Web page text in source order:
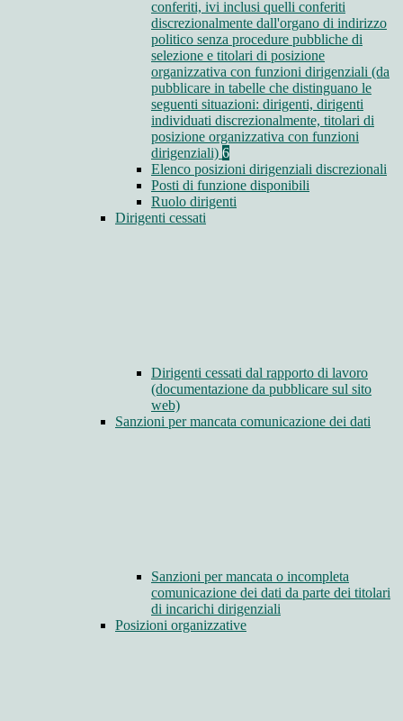
conferiti, ivi inclusi quelli conferiti
discrezionalmente dall'organo di indirizzo
politico senza procedure pubbliche di
selezione e titolari di posizione
organizzativa con funzioni dirigenziali (da
pubblicare in tabelle che distinguano le
seguenti situazioni: dirigenti, dirigenti
individuati discrezionalmente, titolari di
posizione organizzativa con funzioni
dirigenziali) 6
Elenco posizioni dirigenziali discrezionali
Posti di funzione disponibili
Ruolo dirigenti
Dirigenti cessati
Dirigenti cessati dal rapporto di lavoro
(documentazione da pubblicare sul sito
web)
Sanzioni per mancata comunicazione dei dati
Sanzioni per mancata o incompleta
comunicazione dei dati da parte dei titolari
di incarichi dirigenziali
Posizioni organizzative